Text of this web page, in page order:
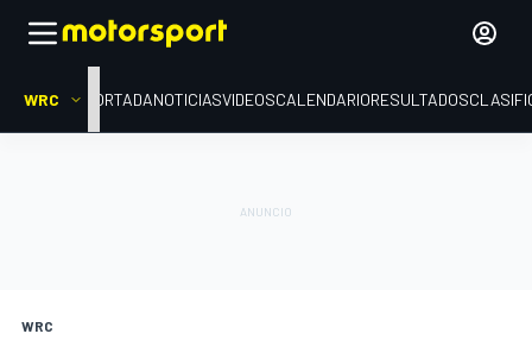
WRC PORTADANOTICIASVIDEOSCALENDARIORESULTADOS
WRC